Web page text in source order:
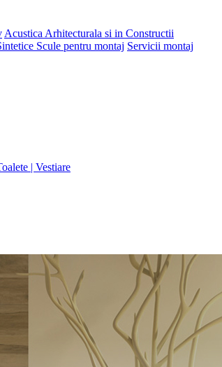
Acustica Arhitecturala si in Constructii
Scule pentru montaj Servicii montaj
| Vestiare